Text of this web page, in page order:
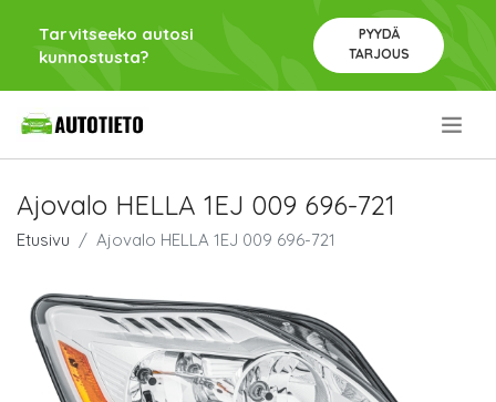
Tarvitseeko autosi
kunnostusta?
PYYDÄ
TARJOUS
Ajovalo HELLA 1EJ 009 696-721
Etusivu Ajovalo HELLA 1EJ 009 696-721